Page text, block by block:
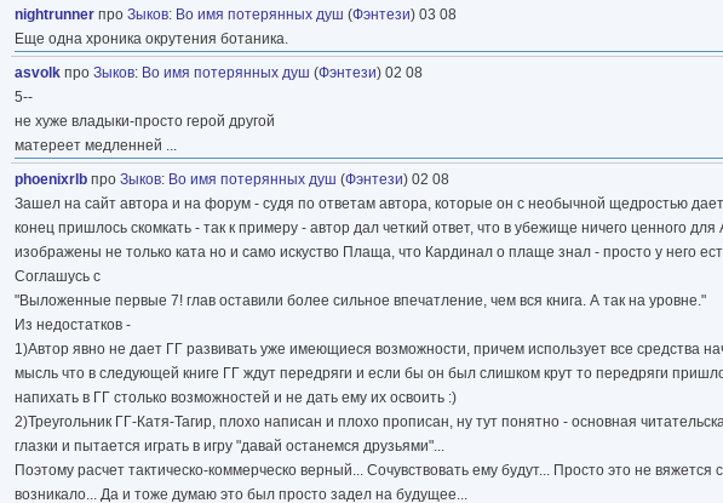
nightrunner про Зыков: Во имя потерянных душ (Фэнтези) 03 08
Еще одна хроника окрутения ботаника.
asvolk про Зыков: Во имя потерянных душ (Фэнтези) 02 08
5--
не хуже владыки-просто герой другой
матереет медленней ...
phoenixrlb про Зыков: Во имя потерянных душ (Фэнтези) 02 08
Зашел на сайт автора и на форум - судя по ответам автора, которые он с необычной щедростью
конец пришлось скомкать - так к примеру - автор дал четкий ответ, что в убежище ничего ценного
изображены не только ката но и само искуство Плаща, что Кардинал о плаще знал - просто у него
Соглашусь с
"Выложенные первые 7! глав оставили более сильное впечатление, чем вся книга. А так на уровне."
Из недостатков -
1)Автор явно не дает ГГ развивать уже имеющиеся возможности, причем использует все средства
мысль что в следующей книге ГГ ждут передряги и если бы он был слишком крут то передряги
напихать в ГГ столько возможностей и не дать ему их освоить :)
2)Треугольник ГГ-Катя-Тагир, плохо написан и плохо прописан, ну тут понятно - основная
глазки и пытается играть в игру "давай останемся друзьями"...
Поэтому расчет тактическо-коммерческо верный... Сочувствовать ему будут... Просто это не
возникало... Да и тоже думаю это был просто задел на будущее...